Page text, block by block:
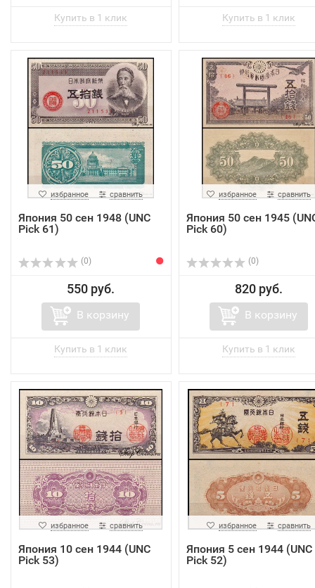
избранное сравнить
Япония 50 cен 1948 (UNC
Pick 61)
(0)
550 руб.
В корзину
избранное сравнить
Япония 50 cен 1945
Pick 60)
(0)
820 руб.
В корзину
избранное сравнить
Япония 10 ceн 1944 (UNC
Pick 53)
избранное сравнить
Япония 5 cен 1944 (UNC
Pick 52)